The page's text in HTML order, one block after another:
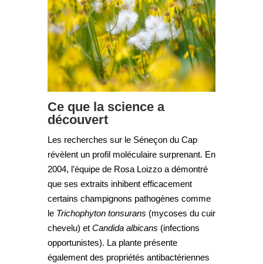
Ce que la science a
découvert
Les recherches sur le Séneçon du Cap
révèlent un profil moléculaire surprenant. En
2004, l’équipe de Rosa Loizzo a démontré
que ses extraits inhibent efficacement
certains champignons pathogènes comme
le Trichophyton tonsurans (mycoses du cuir
chevelu) et Candida albicans (infections
opportunistes). La plante présente
également des propriétés antibactériennes